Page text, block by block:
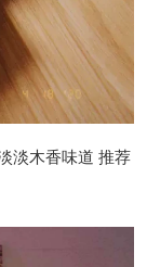
淡木香味道 推荐